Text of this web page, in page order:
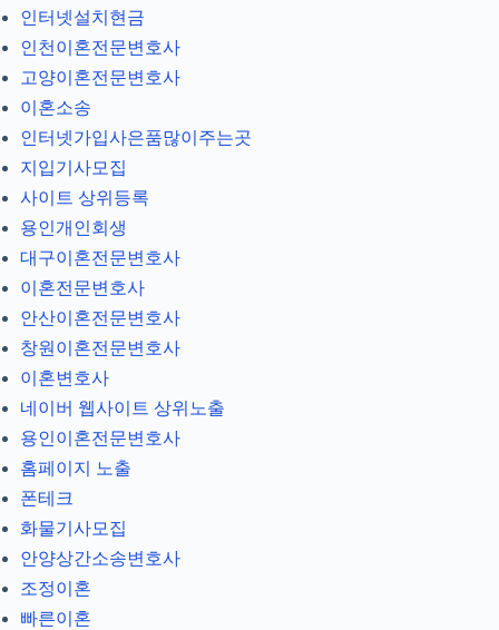
인터넷설치현금
인천이혼전문변호사
고양이혼전문변호사
이혼소송
인터넷가입사은품많이주는곳
지입기사모집
사이트 상위등록
용인개인회생
대구이혼전문변호사
이혼전문변호사
안산이혼전문변호사
창원이혼전문변호사
이혼변호사
네이버 웹사이트 상위노출
용인이혼전문변호사
홈페이지 노출
폰테크
화물기사모집
안양상간소송변호사
조정이혼
빠른이혼